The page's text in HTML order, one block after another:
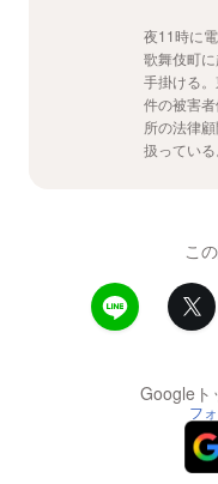
夜11時に
歌舞伎町
手掛ける
件の被害
所の法律
扱っている
こ
Googleト
フ